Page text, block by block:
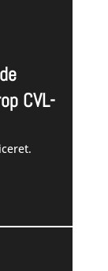
CVL-